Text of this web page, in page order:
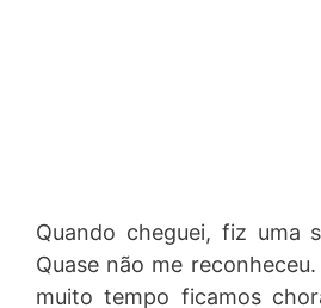
Quando cheguei, fiz uma
Quase não me
muito tempo ficamos